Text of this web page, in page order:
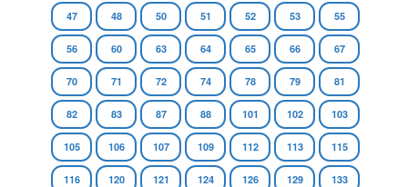
47 48 50 51 52 53 55
56 60 63 64 65 66 67
70 71 72 74 78 79 81
82 83 87 88 101 102 103
105 106 107 109 112 113 115
116 120 121 124 126 129 133